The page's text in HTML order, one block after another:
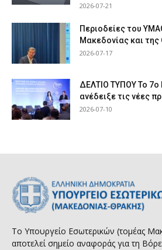
2026-07-21
Περιοδείες του
Μακεδονίας και
2026-07-17
ΔΕΛΤΙΟ ΤΥΠΟΥ Το 7ο
ανέδειξε τις νέες
2026-07-10
Το Υπουργείο Εσωτερικών (τομέας
αποτελεί σημείο αναφοράς για τη